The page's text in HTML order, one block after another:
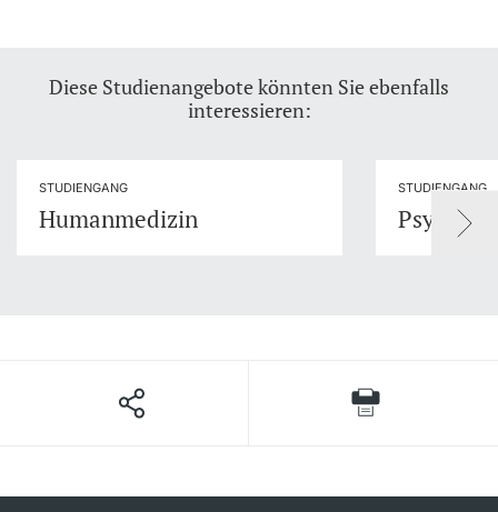
Diese Studienangebote könnten Sie ebenfalls
interessieren:
STUDIENGANG
Humanmedizin
STUDIENGANG